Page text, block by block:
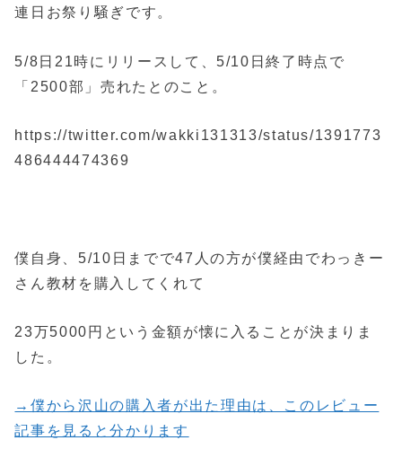
連日お祭り騒ぎです。
5/8日21時にリリースして、5/10日終了時点で
「2500部」売れたとのこと。
https://twitter.com/wakki131313/status/1391773
486444474369
僕自身、5/10日までで47人の方が僕経由でわっきー
さん教材を購入してくれて
23万5000円という金額が懐に入ることが決まりま
した。
→僕から沢山の購入者が出た理由は、このレビュー
記事を見ると分かります